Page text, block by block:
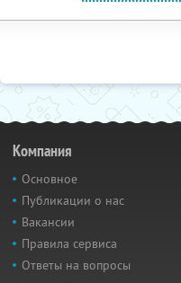
Компания
Основное
Публикации о нас
Вакансии
Правила сервиса
Ответы на вопросы